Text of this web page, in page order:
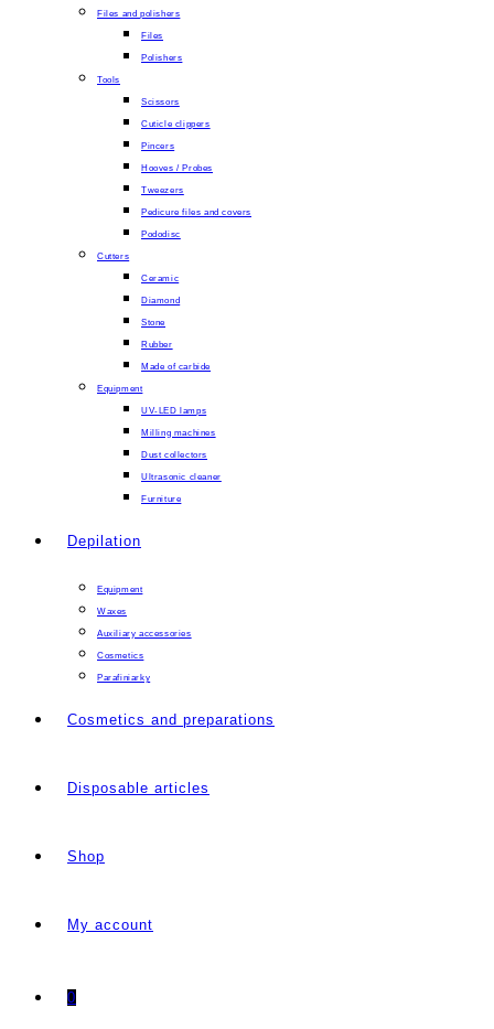
Files and polishers
Files
Polishers
Tools
Scissors
Cuticle clippers
Pincers
Hooves / Probes
Tweezers
Pedicure files and covers
Pododisc
Cutters
Ceramic
Diamond
Stone
Rubber
Made of carbide
Equipment
UV-LED lamps
Milling machines
Dust collectors
Ultrasonic cleaner
Furniture
Depilation
Equipment
Waxes
Auxiliary accessories
Cosmetics
Parafiniarky
Cosmetics and preparations
Disposable articles
Shop
My account
0